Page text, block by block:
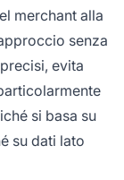
merchant alla
senza
evita
si basa su
su dati lato